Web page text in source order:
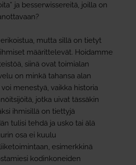
ja besserwissereitä, joilla on
mutta sillä on tietyt
määrittelevät. Hoidamme
siinä ovat toimialan
on minkä tahansa alan
menestyä, vaikka historia
jotka uivat tässäkin
ihmisillä on tiettyjä
tulisi tehdä ja usko tai älä
osa ei kuulu
esimerkkinä
kodinkoneiden